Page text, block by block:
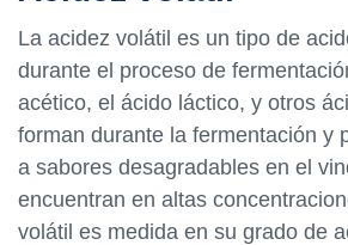
La acidez volátil es un tipo de
durante el proceso de
acético, el ácido láctico, y otros
forman durante la fermentación y
a sabores desagradables en el
encuentran en altas
volátil es medida en su grado de